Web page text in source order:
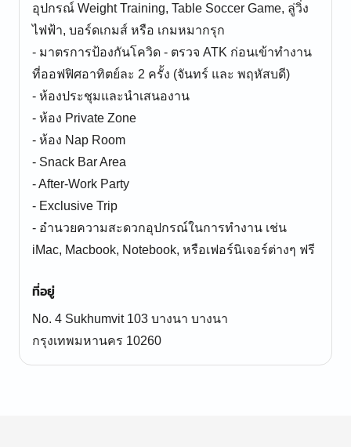
อุปกรณ์ Weight Training, Table Soccer Game, ลู่วิ่ง
ไฟฟ้า, บอร์ดเกมส์ หรือ เกมหมากรุก
- มาตรการป้องกันโควิด - ตรวจ ATK ก่อนเข้าทำงาน
ที่ออฟฟิศอาทิตย์ละ 2 ครั้ง (จันทร์ และ พฤหัสบดี)
- ห้องประชุมและนำเสนองาน
- ห้อง Private Zone
- ห้อง Nap Room
- Snack Bar Area
- After-Work Party
- Exclusive Trip
- อำนวยความสะดวกอุปกรณ์ในการทำงาน เช่น
iMac, Macbook, Notebook, หรือเฟอร์นิเจอร์ต่างๆ ฟรี
ที่อยู่
No. 4 Sukhumvit 103 บางนา บางนา
กรุงเทพมหานคร 10260